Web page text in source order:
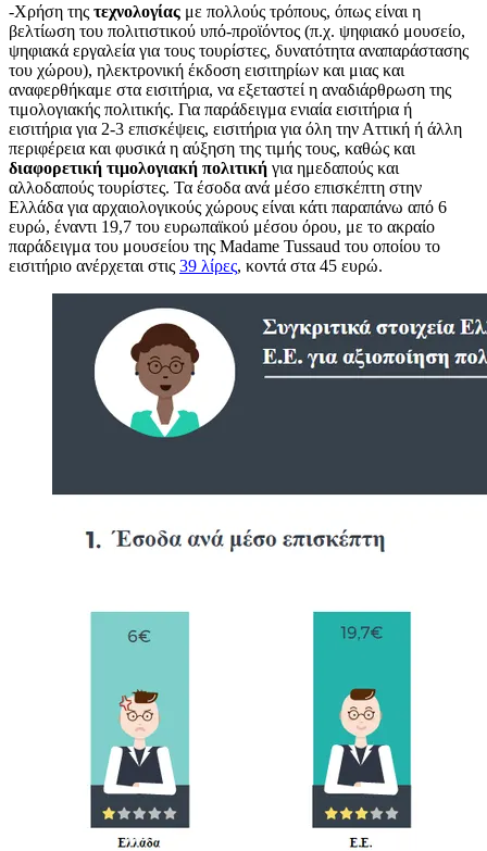
-Χρήση της τεχνολογίας με πολλούς τρόπους, όπως είναι η
βελτίωση του πολιτιστικού υπό-προϊόντος (π.χ. ψηφιακό μουσείο,
ψηφιακά εργαλεία για τους τουρίστες, δυνατότητα αναπαράστασης
του χώρου), ηλεκτρονική έκδοση εισιτηρίων και μιας και
αναφερθήκαμε στα εισιτήρια, να εξεταστεί η αναδιάρθρωση της
τιμολογιακής πολιτικής. Για παράδειγμα ενιαία εισιτήρια ή
εισιτήρια για 2-3 επισκέψεις, εισιτήρια για όλη την Αττική ή άλλη
περιφέρεια και φυσικά η αύξηση της τιμής τους, καθώς και
διαφορετική τιμολογιακή πολιτική για ημεδαπούς και
αλλοδαπούς τουρίστες. Τα έσοδα ανά μέσο επισκέπτη στην
Ελλάδα για αρχαιολογικούς χώρους είναι κάτι παραπάνω από 6
ευρώ, έναντι 19,7 του ευρωπαϊκού μέσου όρου, με το ακραίο
παράδειγμα του μουσείου της Madame Tussaud του οποίου το
εισιτήριο ανέρχεται στις 39 λίρες, κοντά στα 45 ευρώ.